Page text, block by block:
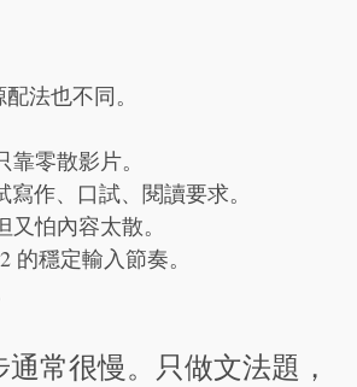
法也不同。
零散影片。
作、口試、閱讀要求。
又怕內容太散。
的穩定輸入節奏。
常很慢。只做文法題，